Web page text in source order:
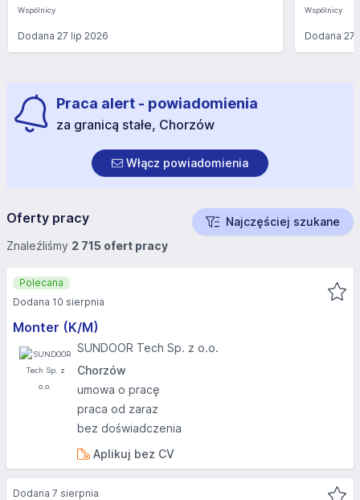
Dodana 27 lip 2026 Dodana27
Praca alert - powiadomienia
za granicą stałe, Chorzów
Włącz powiadomienia
Oferty pracy
Najczęściej szukane
Znaleźliśmy 2 715 ofert pracy
Monter (K/M)
SUNDOOR Tech Sp. z o.o.
Chorzów
umowa o pracę
praca od zaraz
bez doświadczenia
Aplikuj bez CV
Polecana
Dodana 10 sierpnia
Dodana 7 sierpnia